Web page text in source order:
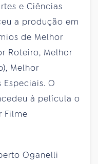
e Ciências
a produção em
de Melhor
Roteiro, Melhor
Melhor
O
à película o
Filme
Oganelli